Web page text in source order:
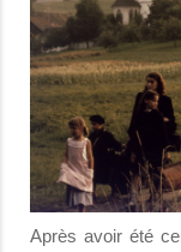
Après avoir été